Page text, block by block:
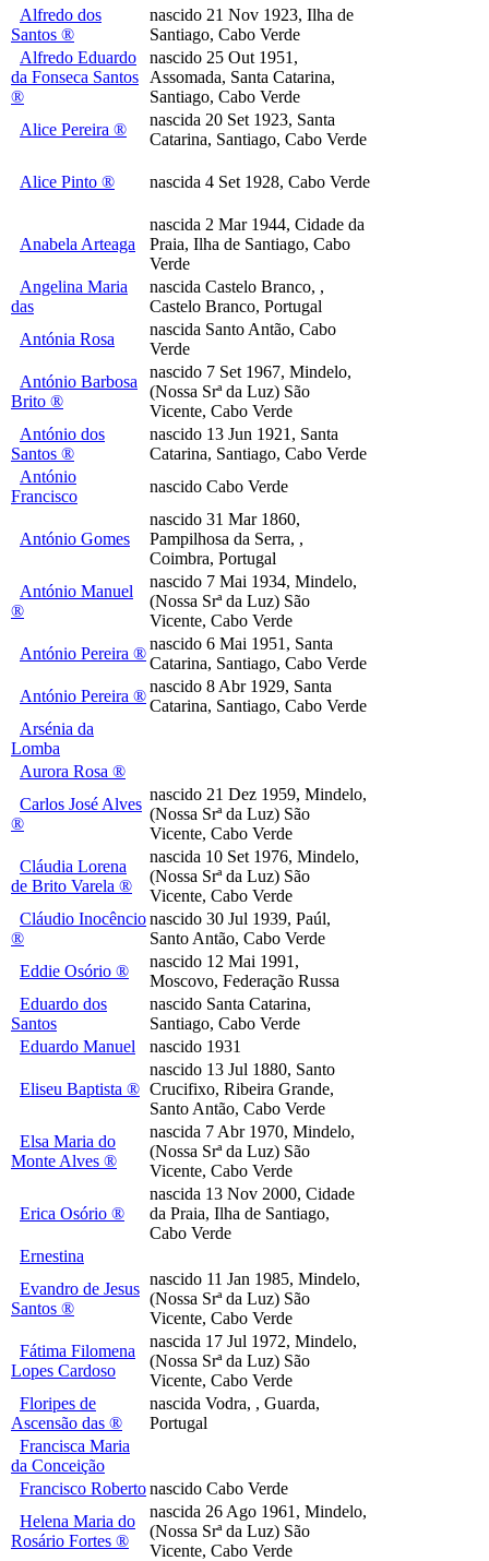
Alfredo dos
Santos ®
nascido 21 Nov 1923, Ilha de
Santiago, Cabo Verde
Alfredo Eduardo
da Fonseca Santos
®
nascido 25 Out 1951,
Assomada, Santa Catarina,
Santiago, Cabo Verde
Alice Pereira ®
nascida 20 Set 1923, Santa
Catarina, Santiago, Cabo Verde
Alice Pinto ® nascida 4 Set 1928, Cabo Verde
Anabela Arteaga
nascida 2 Mar 1944, Cidade da
Praia, Ilha de Santiago, Cabo
Verde
Angelina Maria
das
nascida Castelo Branco, ,
Castelo Branco, Portugal
Antónia Rosa
nascida Santo Antão, Cabo
Verde
António Barbosa
Brito ®
nascido 7 Set 1967, Mindelo,
(Nossa Srª da Luz) São
Vicente, Cabo Verde
António dos
Santos ®
nascido 13 Jun 1921, Santa
Catarina, Santiago, Cabo Verde
António
Francisco
nascido Cabo Verde
António Gomes
nascido 31 Mar 1860,
Pampilhosa da Serra, ,
Coimbra, Portugal
António Manuel
®
nascido 7 Mai 1934, Mindelo,
(Nossa Srª da Luz) São
Vicente, Cabo Verde
António Pereira ®
nascido 6 Mai 1951, Santa
Catarina, Santiago, Cabo Verde
António Pereira ®
nascido 8 Abr 1929, Santa
Catarina, Santiago, Cabo Verde
Arsénia da
Lomba
Aurora Rosa ®
Carlos José Alves
®
nascido 21 Dez 1959, Mindelo,
(Nossa Srª da Luz) São
Vicente, Cabo Verde
Cláudia Lorena
de Brito Varela ®
nascida 10 Set 1976, Mindelo,
(Nossa Srª da Luz) São
Vicente, Cabo Verde
Cláudio Inocêncio
®
nascido 30 Jul 1939, Paúl,
Santo Antão, Cabo Verde
Eddie Osório ®
nascido 12 Mai 1991,
Moscovo, Federação Russa
Eduardo dos
Santos
nascido Santa Catarina,
Santiago, Cabo Verde
Eduardo Manuel
nascido 1931
Eliseu Baptista ®
nascido 13 Jul 1880, Santo
Crucifixo, Ribeira Grande,
Santo Antão, Cabo Verde
Elsa Maria do
Monte Alves ®
nascida 7 Abr 1970, Mindelo,
(Nossa Srª da Luz) São
Vicente, Cabo Verde
Erica Osório ®
nascida 13 Nov 2000, Cidade
da Praia, Ilha de Santiago,
Cabo Verde
Ernestina
Evandro de Jesus
Santos ®
nascido 11 Jan 1985, Mindelo,
(Nossa Srª da Luz) São
Vicente, Cabo Verde
Fátima Filomena
Lopes Cardoso
nascida 17 Jul 1972, Mindelo,
(Nossa Srª da Luz) São
Vicente, Cabo Verde
Floripes de
Ascensão das ®
nascida Vodra, , Guarda,
Portugal
Francisca Maria
da Conceição
Francisco Robertonascido Cabo Verde
Helena Maria do
Rosário Fortes ®
nascida 26 Ago 1961, Mindelo,
(Nossa Srª da Luz) São
Vicente, Cabo Verde